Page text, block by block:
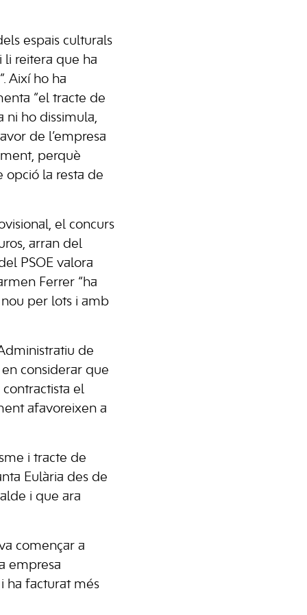
espais culturals
li reitera que ha
Així ho ha
“el tracte de
ni ho dissimula,
de l’empresa
perquè
opció la resta de
el concurs
arran del
PSOE valora
Ferrer “ha
per lots i amb
de
considerar que
el
afavoreixen a
i tracte de
Eulària des de
i que ara
començar a
empresa
ha facturat més